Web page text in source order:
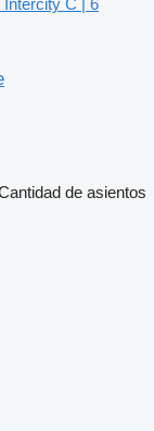
C | 6
de asientos